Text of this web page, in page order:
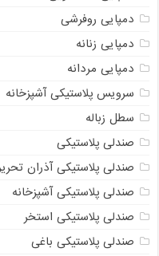
دمپایی روفرشی
دمپایی زنانه
دمپایی مردانه
سرویس پلاستیکی آشپزخانه
سطل زباله
صندلی پلاستیکی
صندلی پلاستیکی آذران
صندلی پلاستیکی آشپزخانه
صندلی پلاستیکی استخر
صندلی پلاستیکی باغی